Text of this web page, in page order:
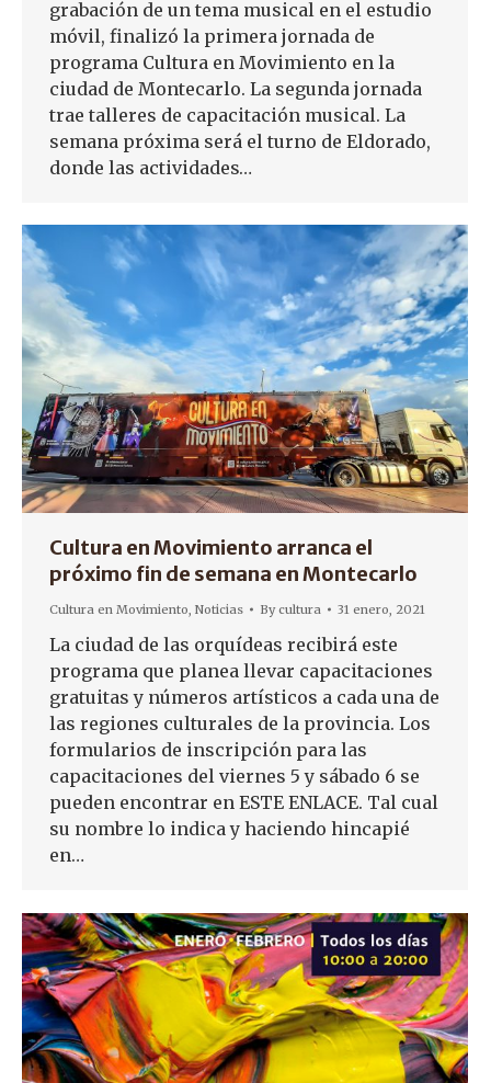
grabación de un tema musical en el estudio
móvil, finalizó la primera jornada de
programa Cultura en Movimiento en la
ciudad de Montecarlo. La segunda jornada
trae talleres de capacitación musical. La
semana próxima será el turno de Eldorado,
donde las actividades…
Cultura en Movimiento arranca el
próximo fin de semana en Montecarlo
Cultura en Movimiento, Noticias Bycultura 31 enero, 2021
La ciudad de las orquídeas recibirá este
programa que planea llevar capacitaciones
gratuitas y números artísticos a cada una de
las regiones culturales de la provincia. Los
formularios de inscripción para las
capacitaciones del viernes 5 y sábado 6 se
pueden encontrar en ESTE ENLACE. Tal cual
su nombre lo indica y haciendo hincapié
en…